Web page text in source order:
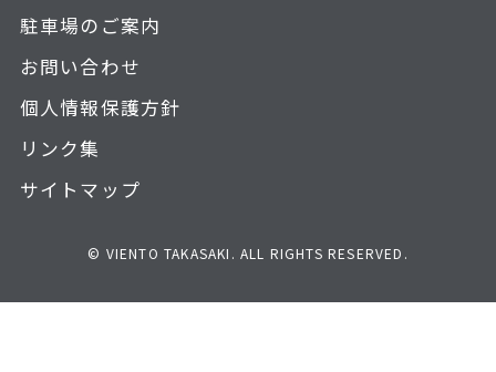
駐車場のご案内
お問い合わせ
個人情報保護方針
リンク集
サイトマップ
© VIENTO TAKASAKI. ALL RIGHTS RESERVED.